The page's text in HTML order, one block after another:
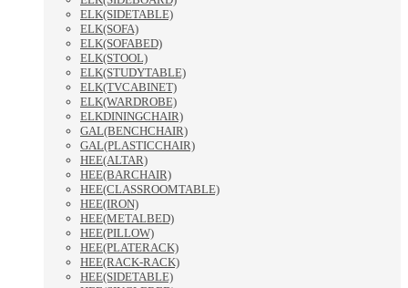
ELK(SIDETABLE)
ELK(SOFA)
ELK(SOFABED)
ELK(STOOL)
ELK(STUDYTABLE)
ELK(TVCABINET)
ELK(WARDROBE)
ELKDININGCHAIR)
GAL(BENCHCHAIR)
GAL(PLASTICCHAIR)
HEE(ALTAR)
HEE(BARCHAIR)
HEE(CLASSROOMTABLE)
HEE(IRON)
HEE(METALBED)
HEE(PILLOW)
HEE(PLATERACK)
HEE(RACK-RACK)
HEE(SIDETABLE)